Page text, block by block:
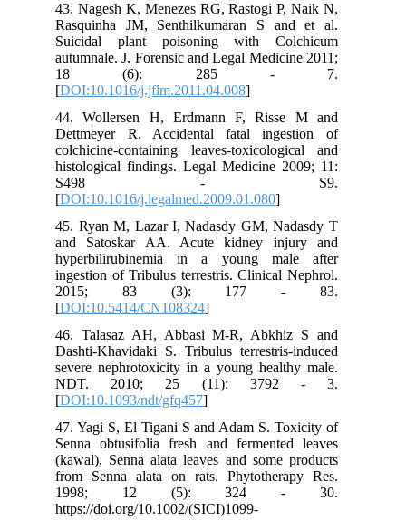
43. Nagesh K, Menezes RG, Rastogi P, Naik N,
Rasquinha JM, Senthilkumaran S and et al.
Suicidal plant poisoning with Colchicum
autumnale. J. Forensic and Legal Medicine 2011;
18 (6): 285 - 7.
[DOI:10.1016/j.jflm.2011.04.008
44. Wollersen H, Erdmann F, Risse M and
Dettmeyer R. Accidental fatal ingestion of
colchicine-containing leaves-toxicological and
histological findings. Legal Medicine 2009; 11:
S498 - S9.
[DOI:10.1016/j.legalmed.2009.01.080
45. Ryan M, Lazar I, Nadasdy GM, Nadasdy T
and Satoskar AA. Acute kidney injury and
hyperbilirubinemia in a young male after
ingestion of Tribulus terrestris. Clinical Nephrol.
2015; 83 (3): 177 - 83.
[DOI:10.5414/CN108324
46. Talasaz AH, Abbasi M-R, Abkhiz S and
Dashti-Khavidaki S. Tribulus terrestris-induced
severe nephrotoxicity in a young healthy male.
NDT. 2010; 25 (11): 3792 - 3.
[DOI:10.1093/ndt/gfq457
47. Yagi S, El Tigani S and Adam S. Toxicity of
Senna obtusifolia fresh and fermented leaves
(kawal), Senna alata leaves and some products
from Senna alata on rats. Phytotherapy Res.
1998; 12 (5): 324 - 30.
https://doi.org/10.1002/(SICI)1099-